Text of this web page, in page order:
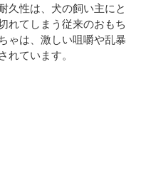
久性は、犬の飼い主にと
れてしまう従来のおもち
ゃは、激しい咀嚼や乱暴
ています。